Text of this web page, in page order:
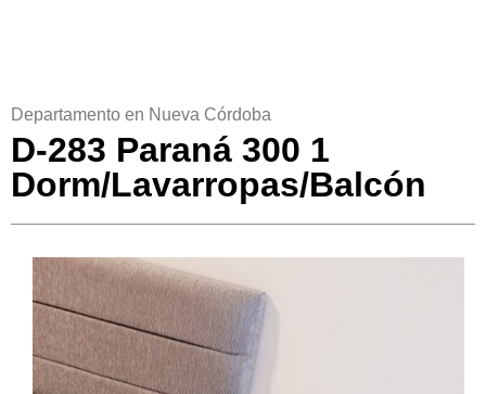
Departamento en Nueva Córdoba
D-283 Paraná 300 1
Dorm/Lavarropas/Balcón